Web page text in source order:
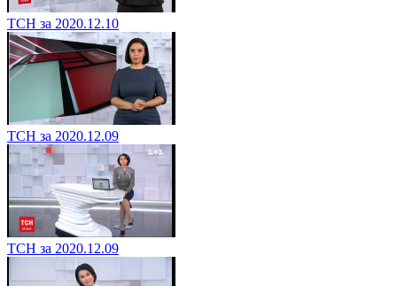
ТСН за 2020.12.10
ТСН за 2020.12.09
ТСН за 2020.12.09